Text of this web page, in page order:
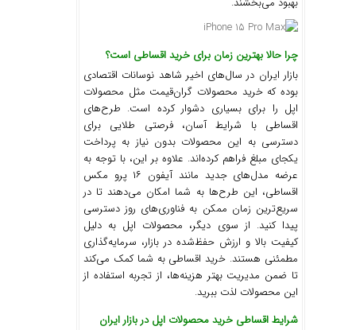
چرا حالا بهترین زمان برای خرید اقساطی است؟
بازار ایران در سال‌های اخیر شاهد نوسانات اقتصادی
بوده که خرید محصولات گران‌قیمت مثل محصولات
اپل را برای بسیاری دشوار کرده است. طرح‌های
اقساطی با شرایط آسان، فرصتی طلایی برای
دسترسی به این محصولات بدون نیاز به پرداخت
یکجای مبلغ فراهم کرده‌اند. علاوه بر این، با توجه به
عرضه مدل‌های جدید مانند آیفون ۱۶ پرو مکس
اقساطی، این طرح‌ها به شما امکان می‌دهند تا در
سریع‌ترین زمان ممکن به فناوری‌های روز دسترسی
پیدا کنید. از سوی دیگر، محصولات اپل به دلیل
کیفیت بالا و ارزش حفظ‌شده در بازار، سرمایه‌گذاری
مطمئنی هستند. خرید اقساطی به شما کمک می‌کند
تا ضمن مدیریت بهتر هزینه‌ها، از تجربه استفاده از
این محصولات لذت ببرید.
شرایط اقساطی خرید محصولات اپل در بازار ایران